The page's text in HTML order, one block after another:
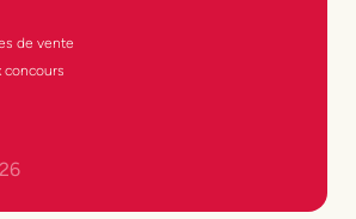
de vente
concours